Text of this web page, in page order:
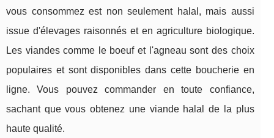
vous consommez est non seulement halal, mais aussi
issue d'élevages raisonnés et en agriculture biologique.
Les viandes comme le boeuf et l'agneau sont des choix
populaires et sont disponibles dans cette boucherie en
ligne. Vous pouvez commander en toute confiance,
sachant que vous obtenez une viande halal de la plus
haute qualité.